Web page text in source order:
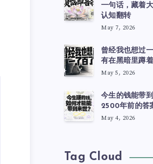
一句话，藏着
认知翻转
May 7, 2026
曾经我也想过
有在黑暗里蹲
May 5, 2026
今生的钱能带
2500年前的答
May 4, 2026
Tag Cloud